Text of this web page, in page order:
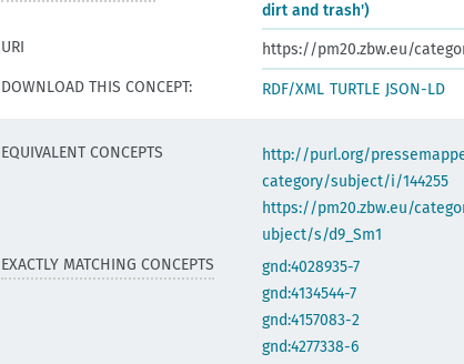
dirt and trash')
URI
https://pm20.zbw.eu/
DOWNLOAD THIS CONCEPT:
RDF/XML TURTLE JSON-LD
EQUIVALENT CONCEPTS
http://purl.org/
category/subject/i/144255
https://pm20.zbw.eu/
ubject/s/d9_Sm1
EXACTLY MATCHING CONCEPTS gnd:4028935-7
gnd:4134544-7
gnd:4157083-2
gnd:4277338-6